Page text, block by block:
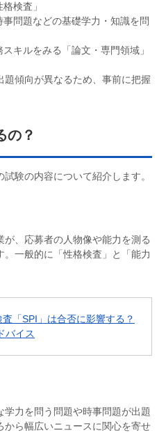
検査」
問題などの基礎学力・知識を問
キルをみる「論文・専門領域」
傾向が異なるため、事前に把握
の？
験の内容について紹介します。
、応募者の人物像や能力を測る
一般的に「性格検査」と「能力
「SPI」は合否に影響する？
バイス
力を問う問題や時事問題が出題
から幅広いニュースに関心を寄せ